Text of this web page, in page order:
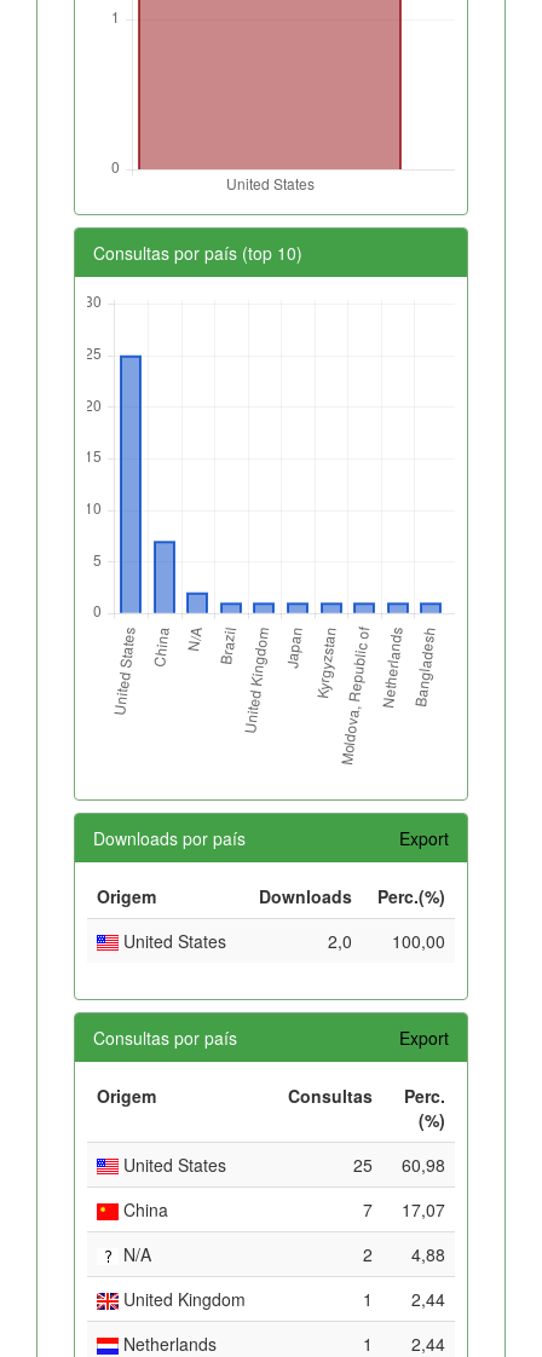
Consultas por país (top 10)
Downloads por país Export
Origem Downloads
Perc.(%)
United States
2,0 100,00
Consultas por país Export
Origem Consultas
Perc.
(%)
United States
25
60,98
China
7
17,07
N/A
2
4,88
United Kingdom
1
2,44
Netherlands
1
2,44